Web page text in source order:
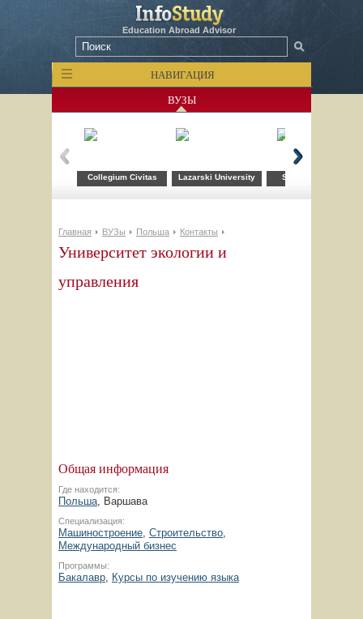
Education Abroad Advisor
НАВИГАЦИЯ
ВУЗЫ
Collegium Civitas Lazarski University School of Form
Главная ВУЗы Польша Контакты
Университет экологии и
управления
Общая информация
Где находится:
Польша, Варшава
Специализация:
Машиностроение, Строительство,
Международный бизнес
Программы:
Бакалавр, Курсы по изучению языка